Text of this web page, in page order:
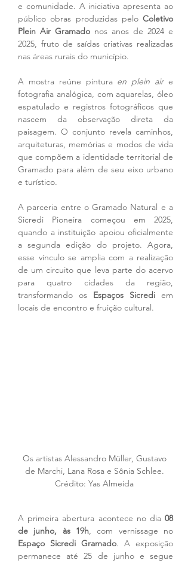
e comunidade. A iniciativa apresenta ao
público obras produzidas pelo Coletivo
Plein Air Gramado nos anos de 2024 e
2025, fruto de saídas criativas realizadas
nas áreas rurais do município.
A mostra reúne pintura en plein air e
fotografia analógica, com aquarelas, óleo
espatulado e registros fotográficos que
nascem da observação direta da
paisagem. O conjunto revela caminhos,
arquiteturas, memórias e modos de vida
que compõem a identidade territorial de
Gramado para além de seu eixo urbano
e turístico.
A parceria entre o Gramado Natural e a
Sicredi Pioneira começou em 2025,
quando a instituição apoiou oficialmente
a segunda edição do projeto. Agora,
esse vínculo se amplia com a realização
de um circuito que leva parte do acervo
para quatro cidades da região,
transformando os Espaços Sicredi em
locais de encontro e fruição cultural.
Os artistas Alessandro Müller, Gustavo
de Marchi, Lana Rosa e Sônia Schlee.
Crédito: Yas Almeida
A primeira abertura acontece no dia 08
de junho, às 19h
Espaço Sicredi Gramado. A exposição
permanece até 25 de junho e segue